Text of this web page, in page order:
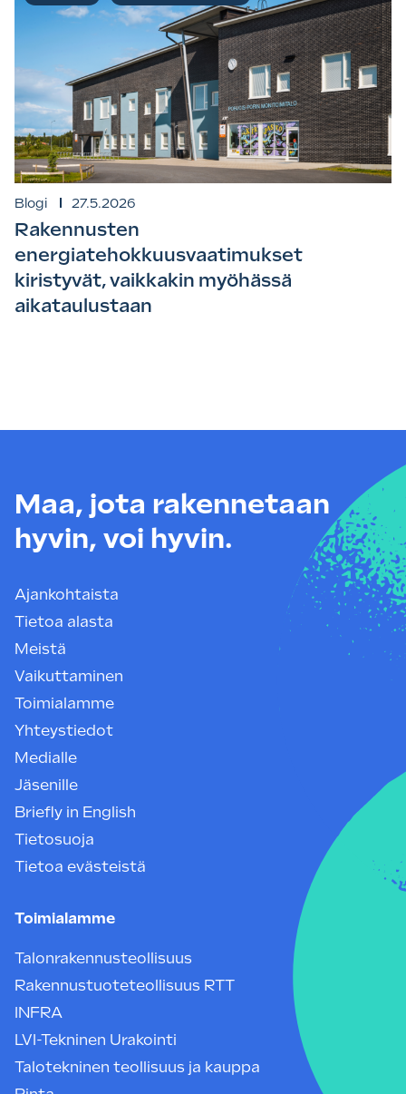
Blogi 27.5.2026
Rakennusten
energiatehokkuusvaatimukset
kiristyvät, vaikkakin myöhässä
aikataulustaan
Maa, jota rakennetaan
hyvin, voi hyvin.
Ajankohtaista
Tietoa alasta
Meistä
Vaikuttaminen
Toimialamme
Yhteystiedot
Medialle
Jäsenille
Briefly in English
Tietosuoja
Tietoa evästeistä
Toimialamme
Talonrakennusteollisuus
Rakennustuoteteollisuus RTT
INFRA
LVI-Tekninen Urakointi
Talotekninen teollisuus ja kauppa